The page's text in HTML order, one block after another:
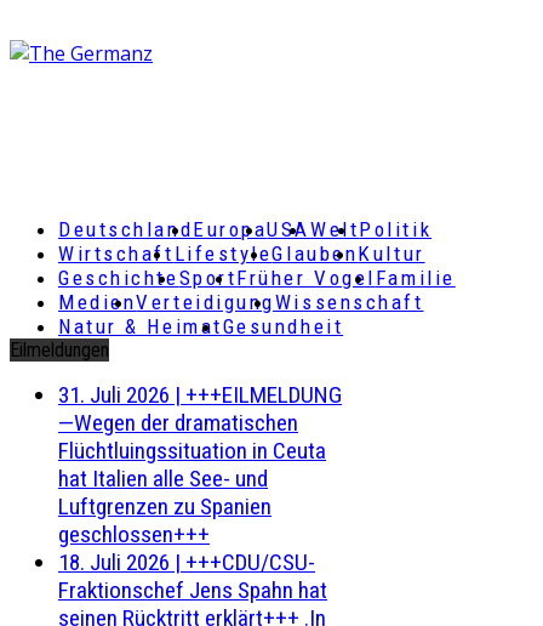
DeutschlandEuropaUSAWeltPolitik
Wirtschaft LifestyleGlaubenKultur
GeschichteSportFrüher Vogel Familie
MedienVerteidigungWissenschaft
Natur & HeimatGesundheit
Eilmeldungen
31. Juli 2026 | +++EILMELDUNG
—Wegen der dramatischen
Flüchtluingssituation in Ceuta
hat Italien alle See- und
Luftgrenzen zu Spanien
geschlossen+++
18. Juli 2026 | +++CDU/CSU-
Fraktionschef Jens Spahn hat
seinen Rücktritt erklärt+++ .In